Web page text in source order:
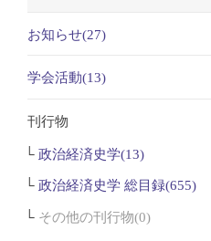
お知らせ(27)
学会活動(13)
刊行物
政治経済史学(13)
政治経済史学 総目録(655)
その他の刊行物